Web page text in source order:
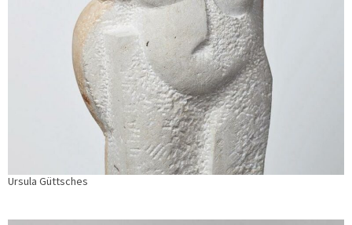
Ursula Güttsches